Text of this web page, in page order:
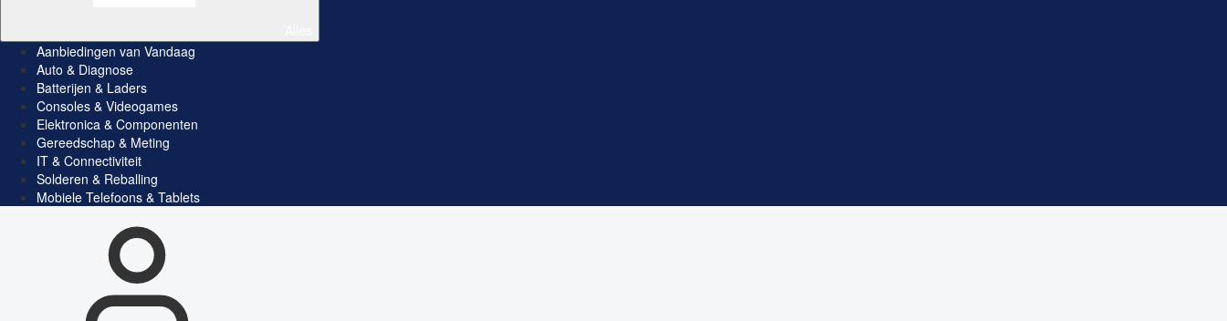
Aanbiedingen van Vandaag
Auto & Diagnose
Batterijen & Laders
Consoles & Videogames
Elektronica & Componenten
Gereedschap & Meting
IT & Connectiviteit
Solderen & Reballing
Mobiele Telefoons & Tablets